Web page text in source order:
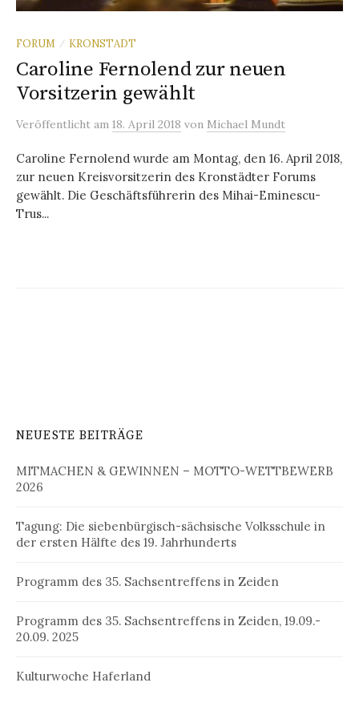
FORUM / KRONSTADT
Caroline Fernolend zur neuen
Vorsitzerin gewählt
Veröffentlicht am 18. April 2018 von Michael Mundt
Caroline Fernolend wurde am Montag, den 16. April 2018,
zur neuen Kreisvorsitzerin des Kronstädter Forums
gewählt. Die Geschäftsführerin des Mihai-Eminescu-
Trus...
NEUESTE BEITRÄGE
MITMACHEN & GEWINNEN – MOTTO-WETTBEWERB
2026
Tagung: Die siebenbürgisch-sächsische Volksschule in
der ersten Hälfte des 19. Jahrhunderts
Programm des 35. Sachsentreffens in Zeiden
Programm des 35. Sachsentreffens in Zeiden, 19.09.-
20.09. 2025
Kulturwoche Haferland